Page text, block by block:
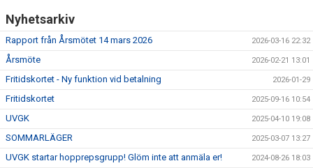
Nyhetsarkiv
Rapport från Årsmötet 14 mars 2026 2026-03-16 22:32
Årsmöte 2026-02-21 13:01
Fritidskortet - Ny funktion vid betalning 2026-01-29
Fritidskortet 2025-09-16 10:54
UVGK 2025-04-10 19:08
SOMMARLÄGER 2025-03-07 13:27
UVGK startar hopprepsgrupp! Glöm inte att anmäla er! 2024-08-26 18:03